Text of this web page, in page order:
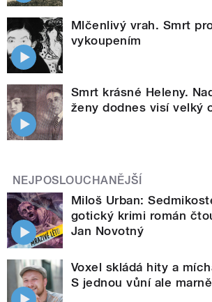
Mlčenlivý vrah. Smrt
vykoupením
Smrt krásné Heleny.
ženy dodnes visí velký
NEJPOSLOUCHANĚJŠÍ
Miloš Urban:
gotický krimi román
Jan Novotný
Voxel skládá hity a
S jednou vůní ale